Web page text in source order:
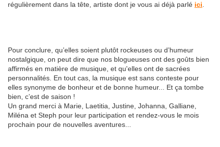
régulièrement dans la tête, artiste dont je vous ai déjà parlé ici
Pour conclure, qu’elles soient plutôt rockeuses ou d’humeur
nostalgique, on peut dire que nos blogueuses ont des goûts bien
affirmés en matière de musique, et qu'elles ont de sacrées
personnalités. En tout cas, la musique est sans conteste pour
elles synonyme de bonheur et de bonne humeur... Et ça tombe
bien, c’est de saison !
Un grand merci à Marie, Laetitia, Justine, Johanna, Galliane,
Miléna et Steph pour leur participation et rendez-vous le mois
prochain pour de nouvelles aventures...